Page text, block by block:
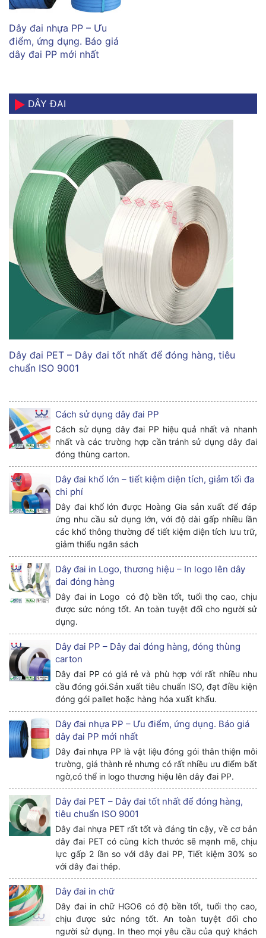
Dây đai nhựa PP – Ưu
điểm, ứng dụng. Báo giá
dây đai PP mới nhất
DÂY ĐAI
Dây đai PET – Dây đai tốt nhất để đóng hàng, tiêu
chuẩn ISO 9001
Cách sử dụng dây đai PP
Cách sử dụng dây đai PP hiệu quả nhất và nhanh
nhất và các trường hợp cần tránh sử dụng dây đai
đóng thùng carton.
Dây đai khổ lớn – tiết kiệm diện tích, giảm tối đa
chi phí
Dây đai khổ lớn được Hoàng Gia sản xuất để đáp
ứng nhu cầu sử dụng lớn, với độ dài gấp nhiều lần
các khổ thông thường để tiết kiệm diện tích lưu trữ,
giảm thiểu ngân sách
Dây đai in Logo, thương hiệu – In logo lên dây
đai đóng hàng
Dây đai in Logo có độ bền tốt, tuổi thọ cao, chịu
được sức nóng tốt. An toàn tuyệt đối cho người sử
dụng.
Dây đai PP – Dây đai đóng hàng, đóng thùng
carton
Dây đai PP có giá rẻ và phù hợp với rất nhiều nhu
cầu đóng gói.Sản xuất tiêu chuẩn ISO, đạt điều kiện
đóng gói pallet hoặc hàng hóa xuất khẩu.
Dây đai nhựa PP – Ưu điểm, ứng dụng. Báo giá
dây đai PP mới nhất
Dây đai nhựa PP là vật liệu đóng gói thân thiện môi
trường, giá thành rẻ nhưng có rất nhiều ưu điểm bất
ngờ,có thể in logo thương hiệu lên dây đai PP.
Dây đai PET – Dây đai tốt nhất để đóng hàng,
tiêu chuẩn ISO 9001
Dây đai nhựa PET rất tốt và đáng tin cậy, về cơ bản
dây đai PET có cùng kích thước sẽ mạnh mẽ, chịu
lực gấp 2 lần so với dây đai PP, Tiết kiệm 30% so
với dây đai thép.
Dây đai in chữ
Dây đai in chữ HGO6 có độ bền tốt, tuổi thọ cao,
chịu được sức nóng tốt. An toàn tuyệt đối cho
người sử dụng. In theo mọi yêu cầu của quý khách